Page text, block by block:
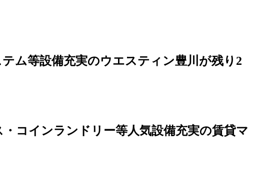
ム等設備充実のウエスティン豊川が残り2
コインランドリー等人気設備充実の賃貸マ